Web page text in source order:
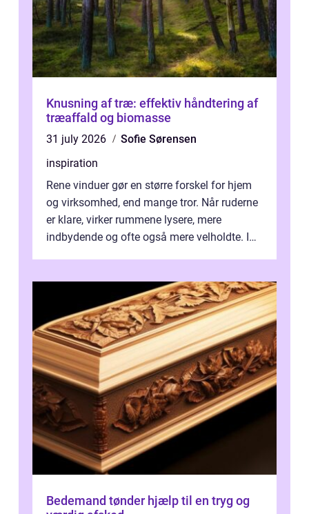
Knusning af træ: effektiv håndtering af
træaffald og biomasse
31 july 2026
Sofie Sørensen
inspiration
Rene vinduer gør en større forskel for hjem
og virksomhed, end mange tror. Når ruderne
er klare, virker rummene lysere, mere
indbydende og ofte også mere velholdte. I
Bedemand tønder hjælp til en tryg og